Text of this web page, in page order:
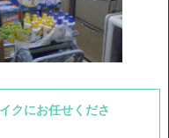
クにお任せくださ